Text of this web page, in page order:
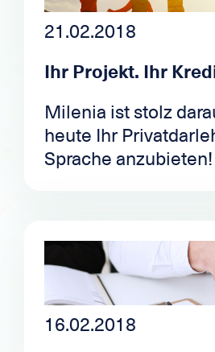
21.02.2018
Ihr Projekt. Ihr
Milenia ist stolz
heute Ihr
Sprache
Da Sie von nun an
des
nutzen können, ist
mit einem einzigen
16.02.2018